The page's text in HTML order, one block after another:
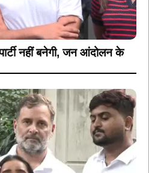
नहीं बनेगी, जन आंदोलन के